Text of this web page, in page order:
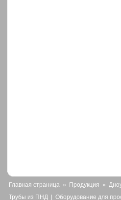
Главная страница » Продукция »
Трубы из ПНД
Оборудование для